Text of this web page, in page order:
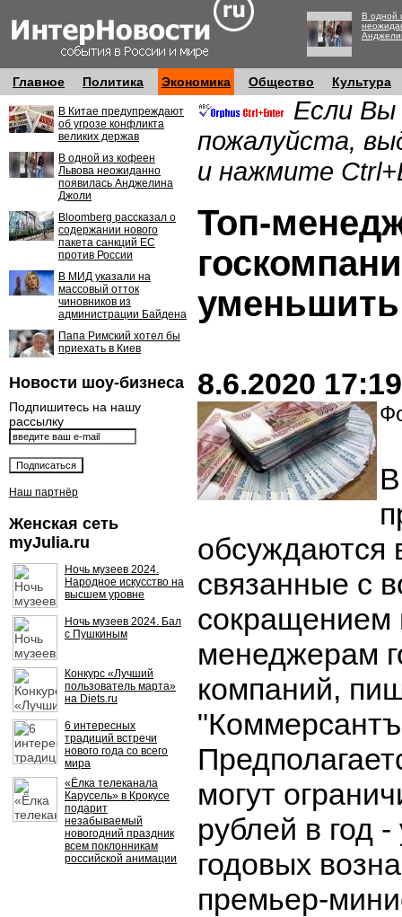
В одной
Главное Политика Экономика Общество Культура
В Китае предупреждают
об угрозе конфликта
великих держав
В одной из кофеен
Львова неожиданно
появилась Анджелина
Джоли
Bloomberg рассказал о
содержании нового
пакета санкций ЕС
против России
В МИД указали на
массовый отток
чиновников из
администрации Байдена
Папа Римский хотел бы
приехать в Киев
Новости шоу-бизнеса
Подпишитесь на нашу
рассылку
Наш партнёр
Женская сеть
myJulia.ru
Ночь музеев 2024.
Народное искусство на
высшем уровне
Ночь музеев 2024. Бал
с Пушкиным
Конкурс «Лучший
пользователь марта»
на Diets.ru
6 интересных
традиций встречи
нового года со всего
мира
«Ёлка телеканала
Карусель» в Крокусе
подарит
незабываемый
новогодний праздник
всем поклонникам
российской анимации
Если Вы
пожалуйста,
и нажмите
Топ-
8.6.2020 17:19
обсуждаются
связанные с
сокращением
менеджерам
компаний,
могут
рублей в год
годовых
премьер-